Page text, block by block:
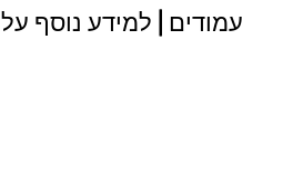
עמודים | למידע נוסף על